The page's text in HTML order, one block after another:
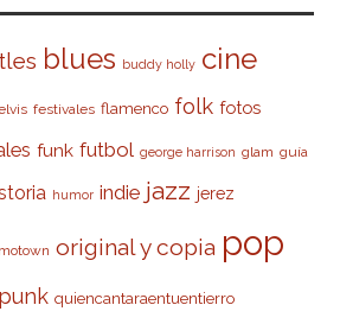
blues buddy holly cine
festivales flamenco folk fotos
funk futbol george harrison glam guía
humor indie jazz jerez
motown original y copia pop
punk quiencantaraentuentierro